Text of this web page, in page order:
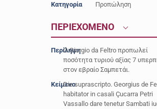
Κατηγορία
Προπώληση
ΠΕΡΙΕΧΟΜΕΝΟ
Περίληψη
Ο Giorgio da Feltrο προπωλεί
ποσότητα τυριού αξίας 7
στον εβραίο Σαμπετάι.
ΚείμενοDie suprascripto. Georgius de
habitator in casali Çucarra Petri
Vassallo dare tenetur Sambati